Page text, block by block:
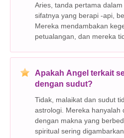
Aries, tanda pertama
sifatnya yang berapi -api,
Mereka mendambakan
petualangan, dan mereka
dengan tanda -tanda
Apakah Angel terkait
dengan sudut?
Tidak, malaikat dan sudut
astrologi. Mereka hanyalah
dengan makna yang berbeda: * Angel:
spiritual sering digambarkan